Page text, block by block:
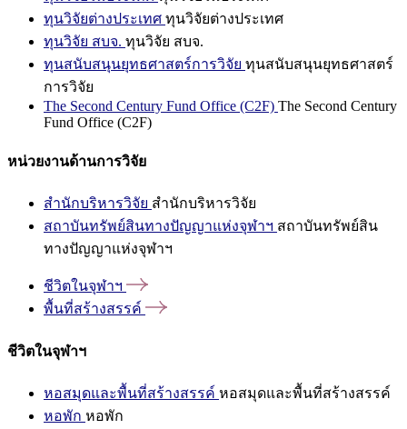
ทุนวิจัยต่างประเทศ ทุนวิจัยต่างประเทศ
ทุนวิจัย สบจ. ทุนวิจัย สบจ.
ทุนสนับสนุนยุทธศาสตร์การวิจัย ทุนสนับสนุนยุทธศาสตร์
การวิจัย
The Second Century Fund Office (C2F) The Second Century
Fund Office (C2F)
หน่วยงานด้านการวิจัย
สำนักบริหารวิจัย สำนักบริหารวิจัย
สถาบันทรัพย์สินทางปัญญาแห่งจุฬาฯ สถาบันทรัพย์สิน
ทางปัญญาแห่งจุฬาฯ
ชีวิตในจุฬาฯ
พื้นที่สร้างสรรค์
ชีวิตในจุฬาฯ
หอสมุดและพื้นที่สร้างสรรค์ หอสมุดและพื้นที่สร้างสรรค์
หอพัก หอพัก